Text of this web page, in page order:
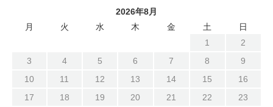
2026年8月
月
火 水 木 金 土
日
1
2
3
4 5 6 7 8
9
10
11 12 13 14 15
16
17
18 19 20 21 22
23